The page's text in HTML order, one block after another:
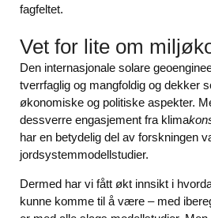
fagfeltet.
Vet for lite om
Den internasjonale solare
tverrfaglig og mangfoldig og dekker
økonomiske og politiske aspekter.
dessverre engasjement fra klima
har en betydelig del av forskningen
jordsystemmodellstudier.
Dermed har vi fått økt innsikt i
kunne komme til å være – med